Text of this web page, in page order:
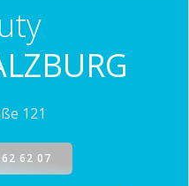
121
62 07